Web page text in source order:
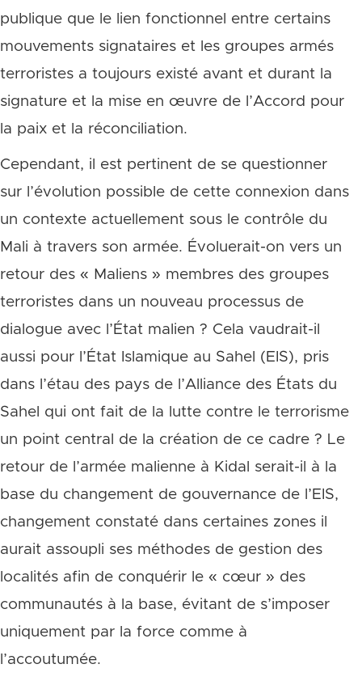
publique que le lien fonctionnel entre certains
mouvements signataires et les groupes armés
terroristes a toujours existé avant et durant la
signature et la mise en œuvre de l’Accord pour
la paix et la réconciliation.
Cependant, il est pertinent de se questionner
sur l’évolution possible de cette connexion dans
un contexte actuellement sous le contrôle du
Mali à travers son armée. Évoluerait-on vers un
retour des « Maliens » membres des groupes
terroristes dans un nouveau processus de
dialogue avec l’État malien ? Cela vaudrait-il
aussi pour l’État Islamique au Sahel (EIS), pris
dans l’étau des pays de l’Alliance des États du
Sahel qui ont fait de la lutte contre le terrorisme
un point central de la création de ce cadre ? Le
retour de l’armée malienne à Kidal serait-il à la
base du changement de gouvernance de l’EIS,
changement constaté dans certaines zones il
aurait assoupli ses méthodes de gestion des
localités afin de conquérir le « cœur » des
communautés à la base, évitant de s’imposer
uniquement par la force comme à
l’accoutumée.